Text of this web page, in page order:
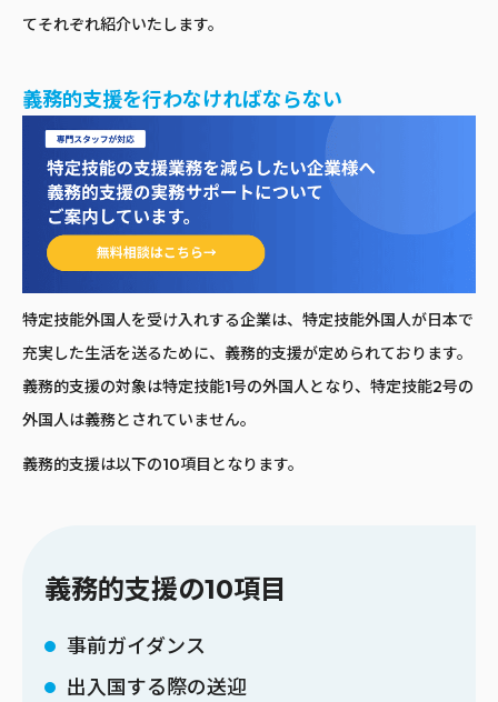
てそれぞれ紹介いたします。
義務的支援を行わなければならない
特定技能外国人を受け入れする企業は、特定技能外国人が日本で
充実した生活を送るために、義務的支援が定められております。
義務的支援の対象は特定技能1号の外国人となり、特定技能2号の
外国人は義務とされていません。
義務的支援は以下の10項目となります。
義務的支援の10項目
事前ガイダンス
出入国する際の送迎